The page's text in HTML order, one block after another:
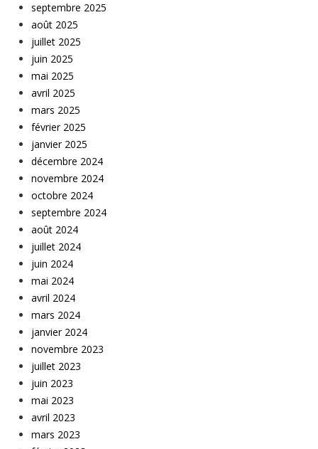
septembre 2025
août 2025
juillet 2025
juin 2025
mai 2025
avril 2025
mars 2025
février 2025
janvier 2025
décembre 2024
novembre 2024
octobre 2024
septembre 2024
août 2024
juillet 2024
juin 2024
mai 2024
avril 2024
mars 2024
janvier 2024
novembre 2023
juillet 2023
juin 2023
mai 2023
avril 2023
mars 2023